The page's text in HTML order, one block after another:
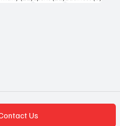
Us